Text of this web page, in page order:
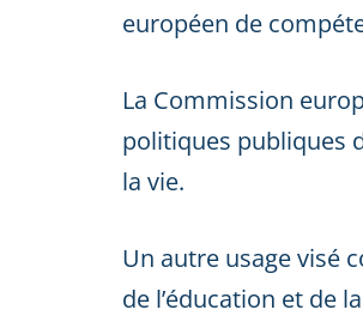
européen de
La Commission
politiques publiques
la vie.
Un autre usage visé
de l’éducation et de